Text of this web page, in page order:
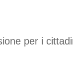
per i